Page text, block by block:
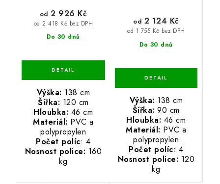
Do 30 dnů
od 2 418 Kč bez DPH
od 2 926 Kč
Výška: 138 cm
Šířka: 120 cm
Hloubka: 46 cm
Materiál: PVC a
polypropylen
Počet políc: 4
Nosnost police: 160
kg
Do 30 dnů
od 1 755 Kč bez DPH
od 2 124 Kč
Výška: 138 cm
Šířka: 90 cm
Hloubka: 46 cm
Materiál: PVC a
polypropylen
Počet políc: 4
Nosnost police: 120
kg